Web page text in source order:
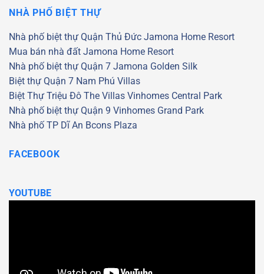
NHÀ PHỐ BIỆT THỰ
Nhà phố biệt thự Quận Thủ Đức Jamona Home Resort
Mua bán nhà đất Jamona Home Resort
Nhà phố biệt thự Quận 7 Jamona Golden Silk
Biệt thự Quận 7 Nam Phú Villas
Biệt Thự Triệu Đô The Villas Vinhomes Central Park
Nhà phố biệt thự Quận 9 Vinhomes Grand Park
Nhà phố TP Dĩ An Bcons Plaza
FACEBOOK
YOUTUBE